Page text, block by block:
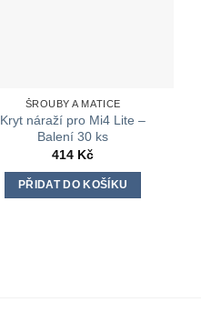
ŠROUBY A MATICE
Kryt náraží pro Mi4 Lite –
Balení 30 ks
414 Kč
PŘIDAT DO KOŠÍKU